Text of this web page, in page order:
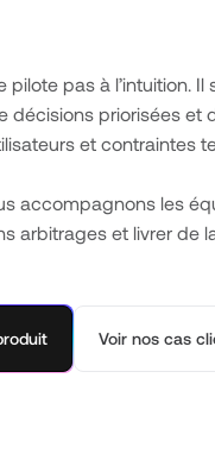
pilote pas à l’intuition.
décisions priorisées
et contraintes
accompagnons les
arbitrages et livrer de
Voir nos cas